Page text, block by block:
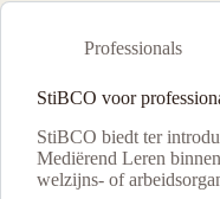
Professionals
StiBCO voor
StiBCO biedt ter
Mediërend Leren
welzijns- of